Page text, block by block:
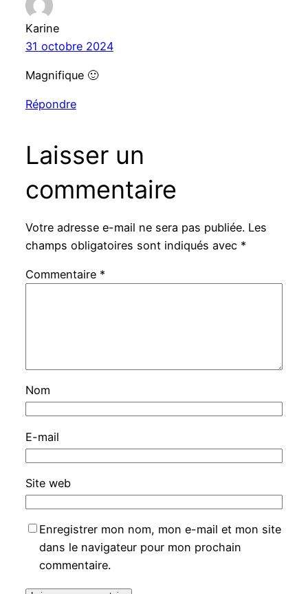
Karine
31 octobre 2024
Magnifique 🙂
Répondre
Laisser un
commentaire
Votre adresse e-mail ne sera pas publiée. Les
champs obligatoires sont indiqués avec *
Commentaire *
Nom
E-mail
Site web
Enregistrer mon nom, mon e-mail et mon site
dans le navigateur pour mon prochain
commentaire.